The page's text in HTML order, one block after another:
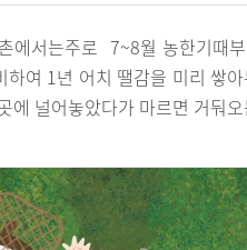
에서는주로 7~8월 농한기때
여 1년 어치 땔감을 미리 쌓
에 널어놓았다가 마르면 거둬